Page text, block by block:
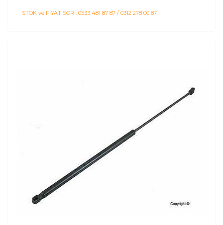
STOK ve FİYAT SOR : 0533 481 87 87 / 0312 278 00 87